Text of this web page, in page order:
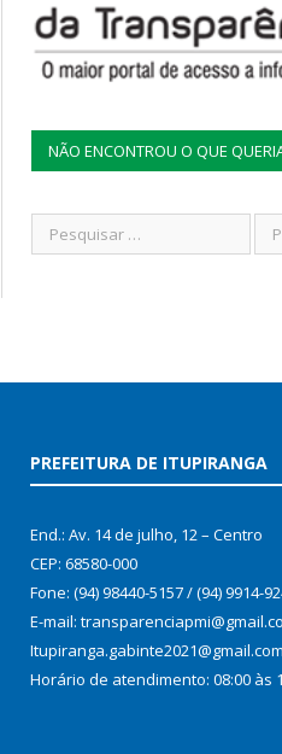
NÃO ENCONTROU O QUE
PREFEITURA DE ITUPIRANGA
End.: Av. 14 de julho, 12 – Centro
CEP: 68580-000
Fone: (94) 98440-5157 / (94) 9914-
E-mail:
Itupiranga.gabinte2021@gmail.com
Horário de atendimento: 08:00 às